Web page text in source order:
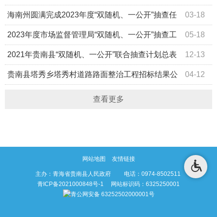
开”消防监督抽查计划 03-18
海南州圆满完成2023年度“双随机、一公开”抽查任
务 05-18
2023年度市场监督管理局“双随机、一公开”抽查工
作计划公开 12-13
2021年贵南县“双随机、一公开”联合抽查计划总表
04-12
贵南县塔秀乡塔秀村道路路面整治工程招标结果公
查看更多
网站地图 友情链接
主办：青海省贵南县人民政府 电话：0974-8502511
青ICP备2021000848号-1 网站标识码：6325250001
青公网安备 63252502000001号